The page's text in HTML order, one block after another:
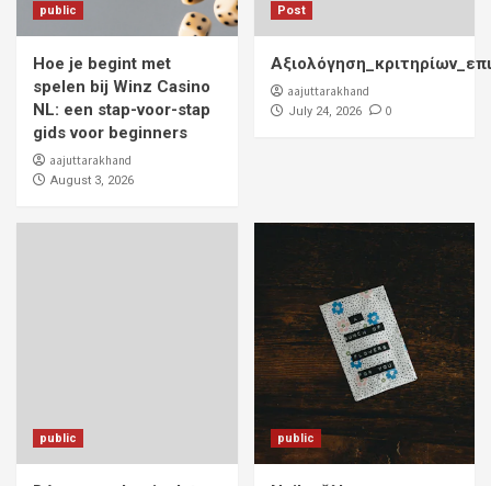
public
Hoe je begint met
spelen bij Winz Casino
NL: een stap-voor-stap
gids voor beginners
aajuttarakhand
August 3, 2026
Post
aajuttarakhand
July 24, 2026 0
public public